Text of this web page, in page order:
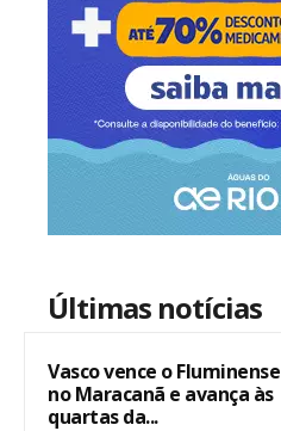
Últimas notícias
Vasco vence o Fluminense
no Maracanã e avança às
quartas da...